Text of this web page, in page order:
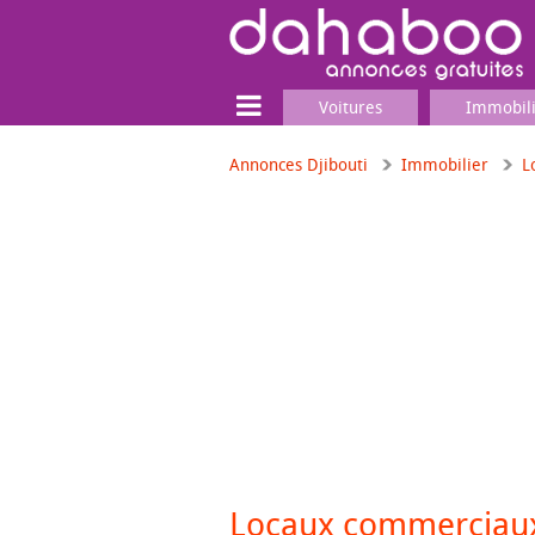
Voitures
Annonces Djibouti Immobilier
Locaux